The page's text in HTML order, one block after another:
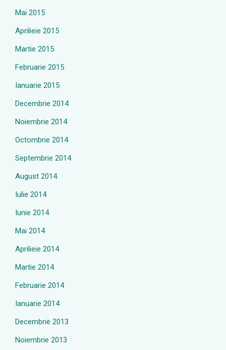
Mai 2015
Aprilieie 2015
Martie 2015
Februarie 2015
Ianuarie 2015
Decembrie 2014
Noiembrie 2014
Octombrie 2014
Septembrie 2014
August 2014
Iulie 2014
Iunie 2014
Mai 2014
Aprilieie 2014
Martie 2014
Februarie 2014
Ianuarie 2014
Decembrie 2013
Noiembrie 2013